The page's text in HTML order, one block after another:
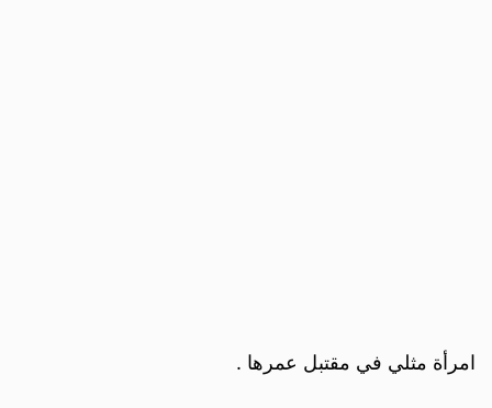
امرأة مثلي في مقتبل عمرها .